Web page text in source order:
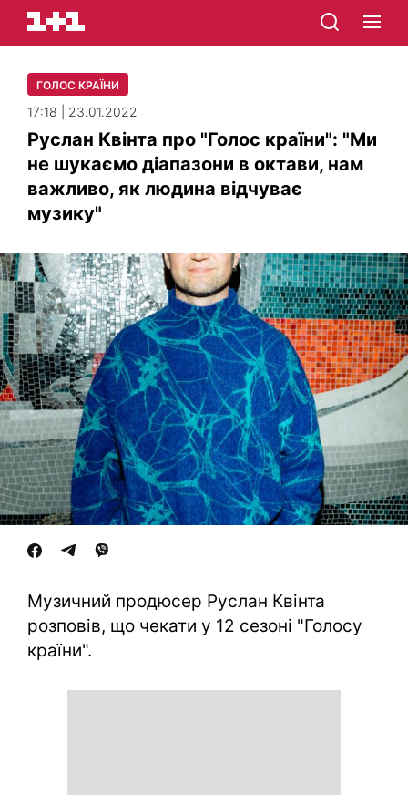
ГОЛОС КРАЇНИ
17:18 | 23.01.2022
Руслан Квінта про "Голос країни": "Ми
не шукаємо діапазони в октави, нам
важливо, як людина відчуває
музику"
Музичний продюсер Руслан Квінта
розповів, що чекати у 12 сезоні "Голосу
країни".